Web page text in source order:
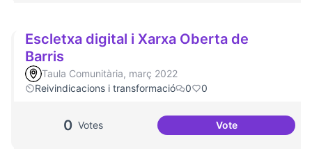
Escletxa digital i Xarxa Oberta de
Barris
Taula Comunitària, març 2022
Reivindicacions i transformació
0 0
0 Votes VoteEscletxa digital i